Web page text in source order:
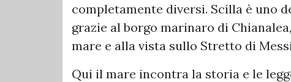
completamente diversi. Scilla è uno
grazie al borgo marinaro di
mare e alla vista sullo Stretto di
Qui il mare incontra la storia e le